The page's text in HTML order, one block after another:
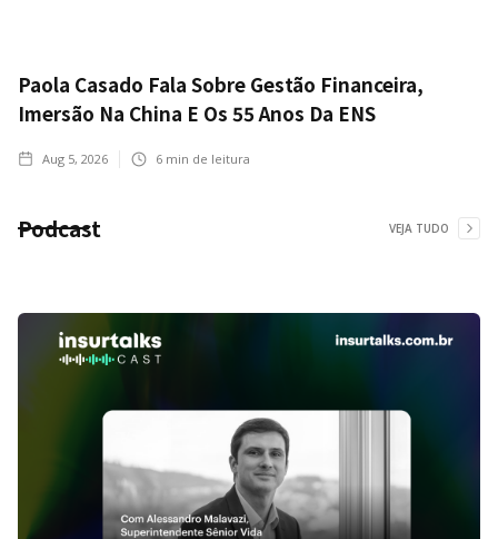
Paola Casado Fala Sobre Gestão Financeira,
Imersão Na China E Os 55 Anos Da ENS
Aug 5, 2026 6 min de leitura
Podcast VEJA TUDO